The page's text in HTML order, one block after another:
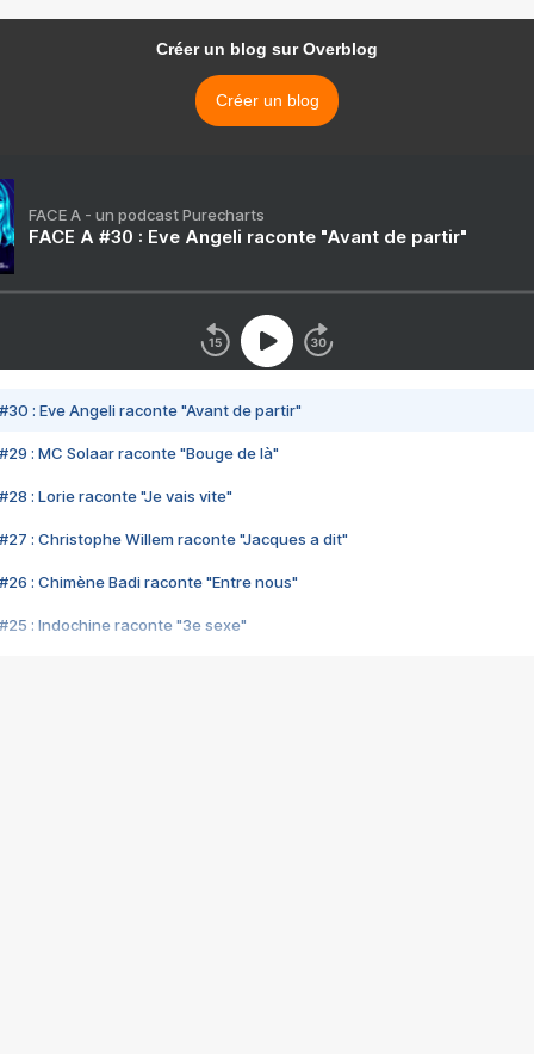
Créer un blog sur Overblog
Créer un blog
FACE A - un podcast Purecharts
FACE A #30 : Eve Angeli raconte "Avant de partir"
#30 : Eve Angeli raconte "Avant de partir"
#29 : MC Solaar raconte "Bouge de là"
#28 : Lorie raconte "Je vais vite"
#27 : Christophe Willem raconte "Jacques a dit"
#26 : Chimène Badi raconte "Entre nous"
#25 : Indochine raconte "3e sexe"